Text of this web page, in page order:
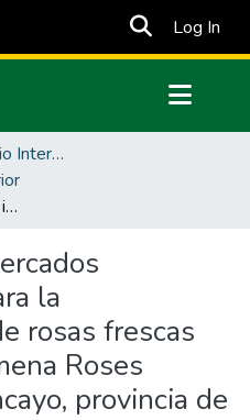
Log In
Facultad de Comercio Internacional, Integración, Administración y Economía Empresarial
Alternativas de mercados internacionales para la comercialización de rosas frescas de la empresa Ximena Roses cantón Pedro Moncayo, provincia de Pichincha
la
rosas frescas
Roses
provincia de